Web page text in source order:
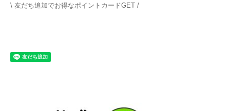
\ 友だち追加でお得なポイントカードGET /